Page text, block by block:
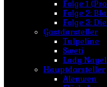
Folge 1
Folge 2:
Folge 3:
Gastdarsteller
Tulpeline
Sweti
Lady Nayel
Hauptdarsteller
Alenwen